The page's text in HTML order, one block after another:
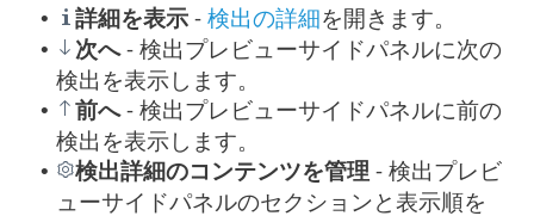
• 詳細を表示 - 検出の詳細を開きます。
• 次へ- 検出プレビューサイドパネルに次の
検出を表示します。
• 前へ- 検出プレビューサイドパネルに前の
検出を表示します。
• 検出詳細のコンテンツを管理 - 検出プレビ
ューサイドパネルのセクションと表示順を